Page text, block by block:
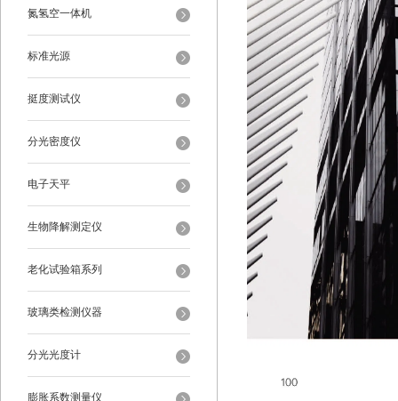
氮氢空一体机
标准光源
挺度测试仪
分光密度仪
电子天平
生物降解测定仪
老化试验箱系列
玻璃类检测仪器
分光光度计
膨胀系数测量仪